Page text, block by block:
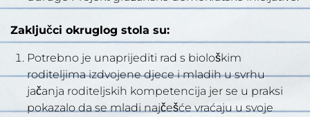
Zaključci okruglog stola su:
Potrebno je unaprijediti rad s biološkim
roditeljima izdvojene djece i mladih u svrhu
jačanja roditeljskih kompetencija jer se u praksi
pokazalo da se mladi najčešće vraćaju u svoje